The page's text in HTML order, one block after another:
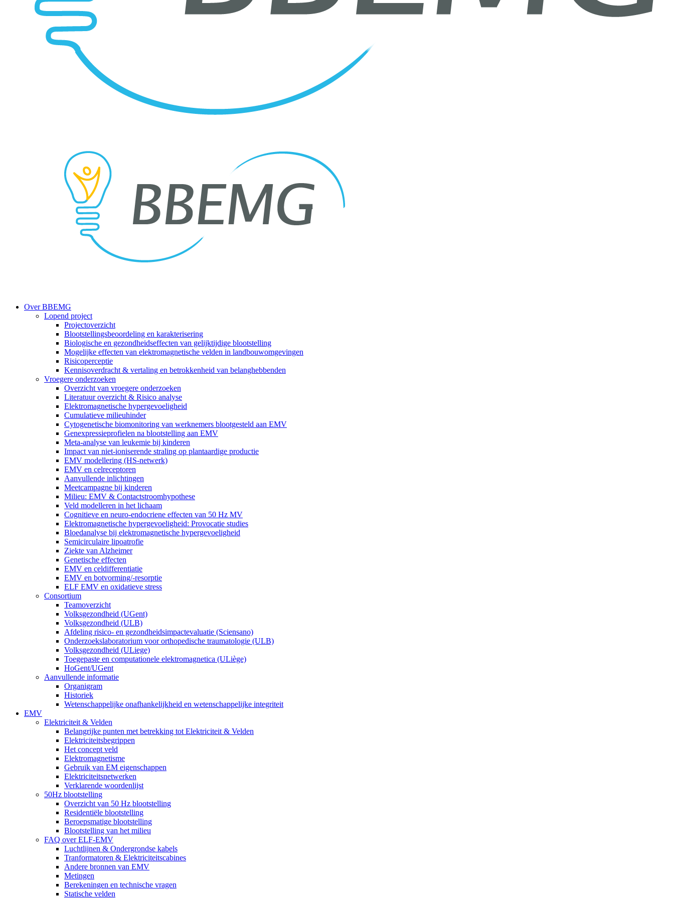
search
Menu
Over BBEMG
Lopend project
Projectoverzicht
Blootstellingsbeoordeling en karakterisering
Biologische en gezondheidseffecten van gelijktijdige blootstelling
Mogelijke effecten van elektromagnetische velden in landbouwomgevingen
Risicoperceptie
Kennisoverdracht & vertaling en betrokkenheid van belanghebbenden
Vroegere onderzoeken
Overzicht van vroegere onderzoeken
Literatuur overzicht & Risico analyse
Elektromagnetische hypergevoeligheid
Cumulatieve milieuhinder
Cytogenetische biomonitoring van werknemers blootgesteld aan EMV
Genexpressieprofielen na blootstelling aan EMV
Meta-analyse van leukemie bij kinderen
Impact van niet-ioniserende straling op plantaardige productie
EMV modellering (HS-netwerk)
EMV en celreceptoren
Aanvullende inlichtingen
Meetcampagne bij kinderen
Milieu: EMV & Contactstroomhypothese
Veld modelleren in het lichaam
Cognitieve en neuro-endocriene effecten van 50 Hz MV
Elektromagnetische hypergevoeligheid: Provocatie studies
Bloedanalyse bij elektromagnetische hypergevoeligheid
Semicirculaire lipoatrofie
Ziekte van Alzheimer
Genetische effecten
EMV en celdifferentiatie
EMV en botvorming/-resorptie
ELF EMV en oxidatieve stress
Consortium
Teamoverzicht
Volksgezondheid (UGent)
Volksgezondheid (ULB)
Afdeling risico- en gezondheidsimpactevaluatie (Sciensano)
Onderzoekslaboratorium voor orthopedische traumatologie (ULB)
Volksgezondheid (ULiege)
Toegepaste en computationele elektromagnetica (ULiège)
HoGent/UGent
Aanvullende informatie
Organigram
Historiek
Wetenschappelijke onafhankelijkheid en wetenschappelijke integriteit
EMV
Elektriciteit & Velden
Belangrijke punten met betrekking tot Elektriciteit & Velden
Elektriciteitsbegrippen
Het concept veld
Elektromagnetisme
Gebruik van EM eigenschappen
Elektriciteitsnetwerken
Verklarende woordenlijst
50Hz blootstelling
Overzicht van 50 Hz blootstelling
Residentiële blootstelling
Beroepsmatige blootstelling
Blootstelling van het milieu
FAQ over ELF-EMV
Luchtlijnen & Ondergrondse kabels
Tranformatoren & Elektriciteitscabines
Andere bronnen van EMV
Metingen
Berekeningen en technische vragen
Statische velden